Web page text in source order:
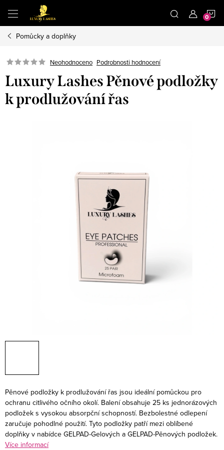
obsah
Pomůcky a doplňky
Neohodnoceno Podrobnosti hodnocení
Luxury Lashes Pěnové podložky
k prodlužování řas
Pěnové podložky k prodlužování řas jsou ideální pomůckou pro
ochranu citlivého očního okolí. Balení obsahuje 25 ks jednorázových
podložek s vysokou absorpční schopností. Bezbolestné odlepení
zaručuje pohodlné použití. Tyto podložky patří mezi oblíbené
doplňky v nabídce GELPAD-Gelových a GELPAD-Pěnových podložek.
Více informací